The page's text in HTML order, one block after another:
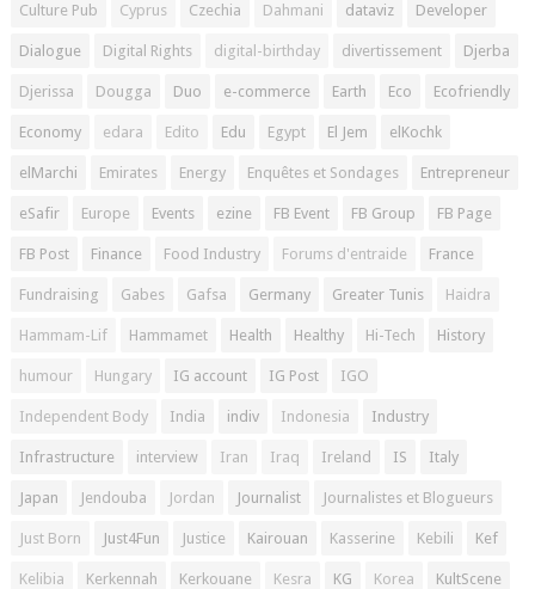
Culture Pub Cyprus Czechia Dahmani dataviz Developer
Dialogue Digital Rights digital-birthday divertissement Djerba
Djerissa Dougga Duo e-commerce Earth Eco Ecofriendly
Economy edara Edito Edu Egypt El Jem elKochk
elMarchi Emirates Energy Enquêtes et Sondages Entrepreneur
eSafir Europe Events ezine FB Event FB Group FB Page
FB Post Finance Food Industry Forums d'entraide France
Fundraising Gabes Gafsa Germany Greater Tunis Haidra
Hammam-Lif Hammamet Health Healthy Hi-Tech History
humour Hungary IG account IG Post IGO
Independent Body India indiv Indonesia Industry
Infrastructure interview Iran Iraq Ireland IS Italy
Japan Jendouba Jordan Journalist Journalistes et Blogueurs
Just Born Just4Fun Justice Kairouan Kasserine Kebili Kef
Kelibia Kerkennah Kerkouane Kesra KG Korea KultScene